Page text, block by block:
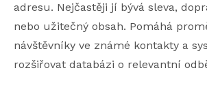
adresu. Nejčastěji jí bývá sleva,
nebo užitečný obsah. Pomáhá
návštěvníky ve známé kontakty a
rozšiřovat databázi o relevantní